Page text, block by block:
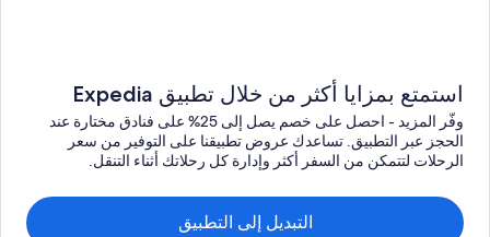
استمتع بمزايا أكثر من خلال تطبيق Expedia
وفّر المزيد - احصل على خصم يصل إلى 25% على فنادق مختارة عند
الحجز عبر التطبيق. تساعدك عروض تطبيقنا على التوفير من سعر
الرحلات لتتمكن من السفر أكثر وإدارة كل رحلاتك أثناء التنقل.
التبديل إلى التطبيق